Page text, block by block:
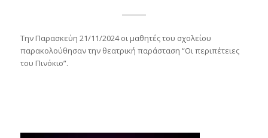
Την Παρασκεύη 21/11/2024 οι μαθητές του σχολείου
παρακολούθησαν την θεατρική παράσταση “Οι περιπέτειες
του Πινόκιο”.